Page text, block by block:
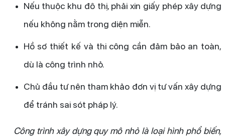
Nếu thuộc khu đô thị, phải xin giấy phép xây dựng
nếu không nằm trong diện miễn.
Hồ sơ thiết kế và thi công cần đảm bảo an toàn,
dù là công trình nhỏ.
Chủ đầu tư nên tham khảo đơn vị tư vấn xây dựng
để tránh sai sót pháp lý.
Công trình xây dựng quy mô nhỏ là loại hình phổ biến,